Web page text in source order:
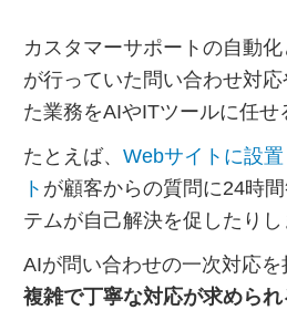
カスタマーサポートの自動
が行っていた問い合わせ対
た業務をAIやITツールに任せ
たとえば、 Webサイトに設
ト が顧客からの質問に24時
テムが自己解決を促したりし
AIが問い合わせの一次対応を
複雑で丁寧な対応が求めら